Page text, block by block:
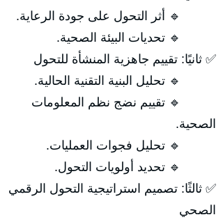
🔹 أثر التحول على جودة الرعاية.
🔹 تحديات البيئة الصحية.
✅ ثانيًا: تقييم جاهزية المنشأة للتحول
🔹 تحليل البنية التقنية الحالية.
🔹 تقييم نضج نظم المعلومات
الصحية.
🔹 تحليل فجوات العمليات.
🔹 تحديد أولويات التحول.
✅ ثالثًا: تصميم استراتيجية التحول الرقمي
الصحي